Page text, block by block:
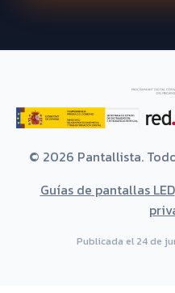
© 2026 Pantallista.
Guías de pantallas LED
Publicada el 24 de